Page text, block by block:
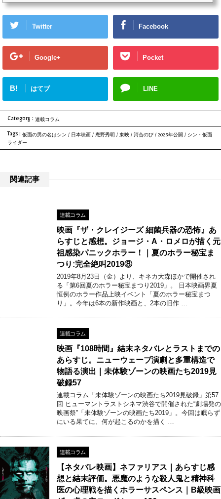
ー、映画ラストにて「仮面ライダー」本郷猛・一文字隼人が見出した“...
Twitter Facebook
Google+ Pocket
B! はてブ LINE
Category : 連載コラム
Tags : 仮面の男の名はシン / 日本映画 / 庵野秀明 / 東映 / 河合のび / 2023年公開 / シン・仮面
ライダー
関連記事
連載コラム
映画『ザ・クレイジーズ 細菌兵器の恐怖』あ
らすじと感想。ジョージ・A・ロメロが描く元
祖感染パニックホラー！｜夏のホラー秘宝ま
つり:完全絶叫2019⑧
2019年8月23日（金）より、キネカ大森ほかで開催され
る「第6回夏のホラー秘宝まつり2019」。 日本映画界夏
恒例のホラー作品上映イベント「夏のホラー秘宝まつ
り」。今年は6本の新作映画と、2本の旧作 …
連載コラム
映画『108時間』結末ネタバレとラストまでの
あらすじ。ニューウェーブ演劇と多重構造で
物語る演出｜未体験ゾーンの映画たち2019見
破録57
連載コラム「未体験ゾーンの映画たち2019見破録」第57
回 ヒューマントラストシネマ渋谷で開催された“劇場発の
映画祭”「未体験ゾーンの映画たち2019」。今回は眠らず
にいる果てに、何が起こるのかを描く …
連載コラム
【ネタバレ映画】ネファリアス｜あらすじ感
想と結末評価。悪魔のような殺人鬼と精神科
医の心理戦を描くホラーサスペンス｜B級映画